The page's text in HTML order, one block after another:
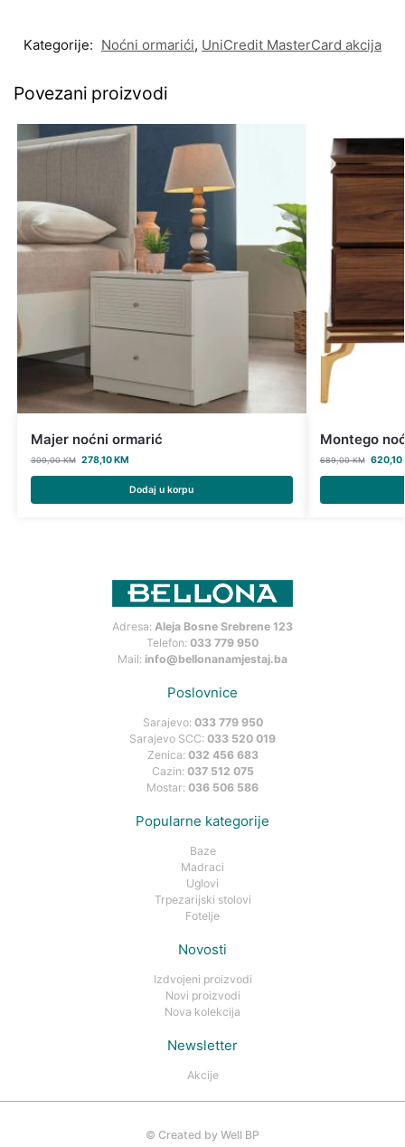
Kategorije: Noćni ormarići, UniCredit MasterCard akcija
Povezani proizvodi
Majer noćni ormarić
309,00KM 278,10KM
Dodaj u korpu
Montego
689,00KM 620,10
Adresa: Aleja Bosne Srebrene 123
Telefon: 033 779 950
Mail: info@bellonanamjestaj.ba
Poslovnice
Sarajevo: 033 779 950
Sarajevo SCC: 033 520 019
Zenica: 032 456 683
Cazin: 037 512 075
Mostar: 036 506 586
Popularne kategorije
Baze
Madraci
Uglovi
Trpezarijski stolovi
Fotelje
Novosti
Izdvojeni proizvodi
Novi proizvodi
Nova kolekcija
Newsletter
Akcije
© Created by Well BP